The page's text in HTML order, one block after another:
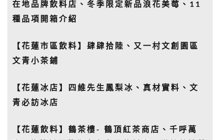
在地品牌飲料店、冬季限定新品浪花美莓、11
種品項開箱介紹
【花蓮市區飲料】肆肆拾陸、又一村文創園區
文青小茶鋪
【花蓮冰店】四維先生鳳梨冰、真材實料、文
青必訪冰店
【花蓮飲料】鶴茶樓- 鶴頂紅茶商店、千呼萬